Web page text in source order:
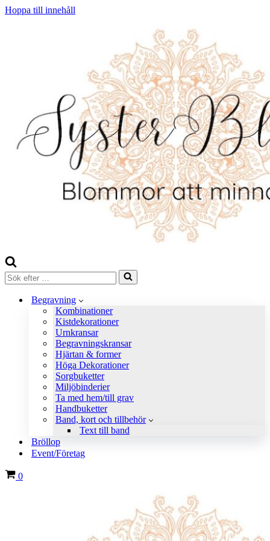
Hoppa till innehåll
Sök
efter
Begravning
Kombinationer
Kistdekorationer
Urnkransar
Begravningskransar
Hjärtan & former
Höga Dekorationer
Sorgbuketter
Miljöbinderier
Ta med hem/till grav
Handbuketter
Band, kort och tillbehör
Text till band
Bröllop
Event/Företag
Varukorg
0